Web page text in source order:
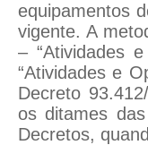
equipamentos
vigente. A
– “Atividades
“Atividades e
Decreto
os ditames
Decretos,